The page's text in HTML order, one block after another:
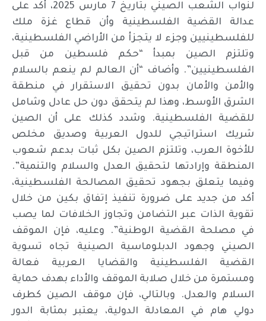
لنواب الشعب الصيني بتاريخ 7 مارس 2025، أكد على
عدالة القضية الفلسطينية وأن قطاع غزة ملك
للفلسطينيين وجزء لا يتجزأ من الأراضي الفلسطينية،
وتلتزم الصين بمبدأ “حكم فلسطين من قبل
الفلسطينيين”. وأضاف “أن العالم لم ينعم بالسلام
والأمن والأمان بدون تحقيق الاستقرار في منطقة
الشرق الأوسط، وهذا لم يتحقق دون حل عادل وشامل
للقضية الفلسطينية. وشدد كذلك على أن الصين
شريك استراتيجي للدول العربية وصديق مخلص
للأخوة العرب، وتلتزم الصين بكل ثبات بدعم شعوب
المنطقة وإرادتها لتحقيق العدل والسلام والتنمية”.
وفيما يتعلق بجهود تحقيق المصالحة الفلسطينية،
أكد من جديد على ضرورة تنفيذ إتفاق بكين من خلال
تقوية الذات عبر التضامن وتجاوز الخلافات لما يصب
في مصلحة القضية الوطنية”. وعليه، فإن الموقف
الصيني وجهود الدبلوماسية الصينية تجاه تسوية
القضية الفلسطينية والقضايا العربية فعالة
ومستمرة من خلال صلابة الموقف والأداء بهدف حماية
السلام والعدل. وبالتالي، فإن موقف الصين كطرف
دولي هام في المعادلة الدولية، يعتبر بمثابة الدور